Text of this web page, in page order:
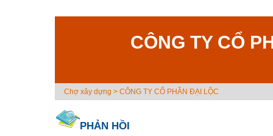
CÔNG TY CỔ
Chợ xây dựng > CÔNG TY CỔ PHẦN ĐẠI LỘC
PHẢN HỒI